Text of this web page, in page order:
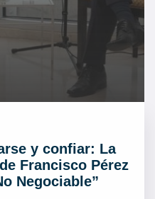
y confiar: La
Francisco Pérez
Negociable”